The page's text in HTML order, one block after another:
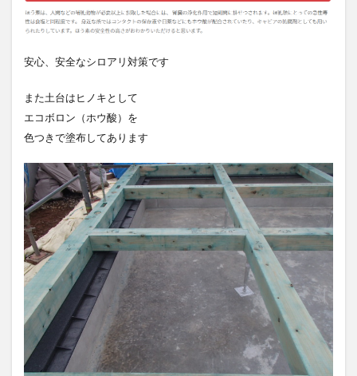
安心、安全なシロアリ対策です
また土台はヒノキとして
エコボロン（ホウ酸）を
色つきで塗布してあります